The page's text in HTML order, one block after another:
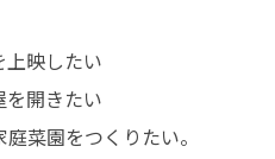
上映したい
を開きたい
菜園をつくりたい。